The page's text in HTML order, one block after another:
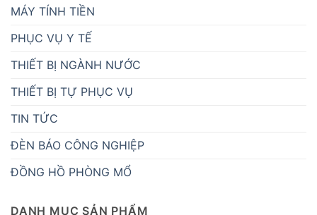
MÁY TÍNH TIỀN
PHỤC VỤ Y TẾ
THIẾT BỊ NGÀNH NƯỚC
THIẾT BỊ TỰ PHỤC VỤ
TIN TỨC
ĐÈN BÁO CÔNG NGHIỆP
ĐỒNG HỒ PHÒNG MỔ
DANH MỤC SẢN PHẨM